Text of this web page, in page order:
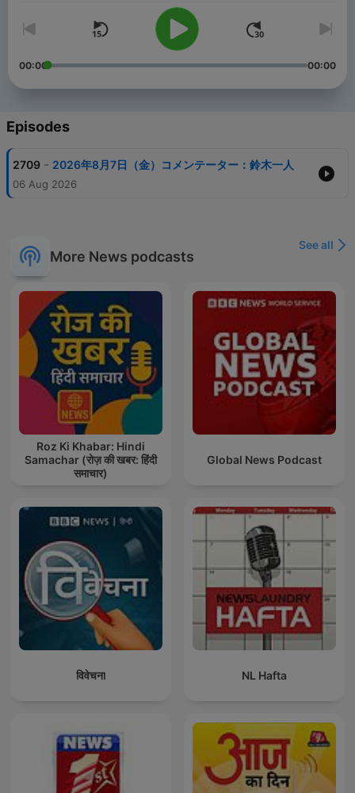
00:00 00:00
Episodes
2709 - 2026年8月7日（金）コメンテーター：鈴木一人
06 Aug 2026
More News podcasts
See all
Roz Ki Khabar: Hindi
Samachar (रोज़ की खबर: हिंदी
समाचार)
Global News Podcast
विवेचना NL Hafta